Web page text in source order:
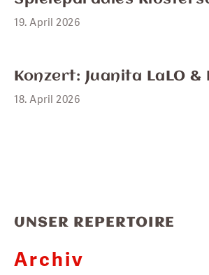
19. April 2026
Konzert: Juanita LaLO &
18. April 2026
UNSER REPERTOIRE
Archiv